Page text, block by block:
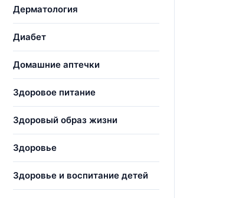
Дерматология
Диабет
Домашние аптечки
Здоровое питание
Здоровый образ жизни
Здоровье
Здоровье и воспитание детей